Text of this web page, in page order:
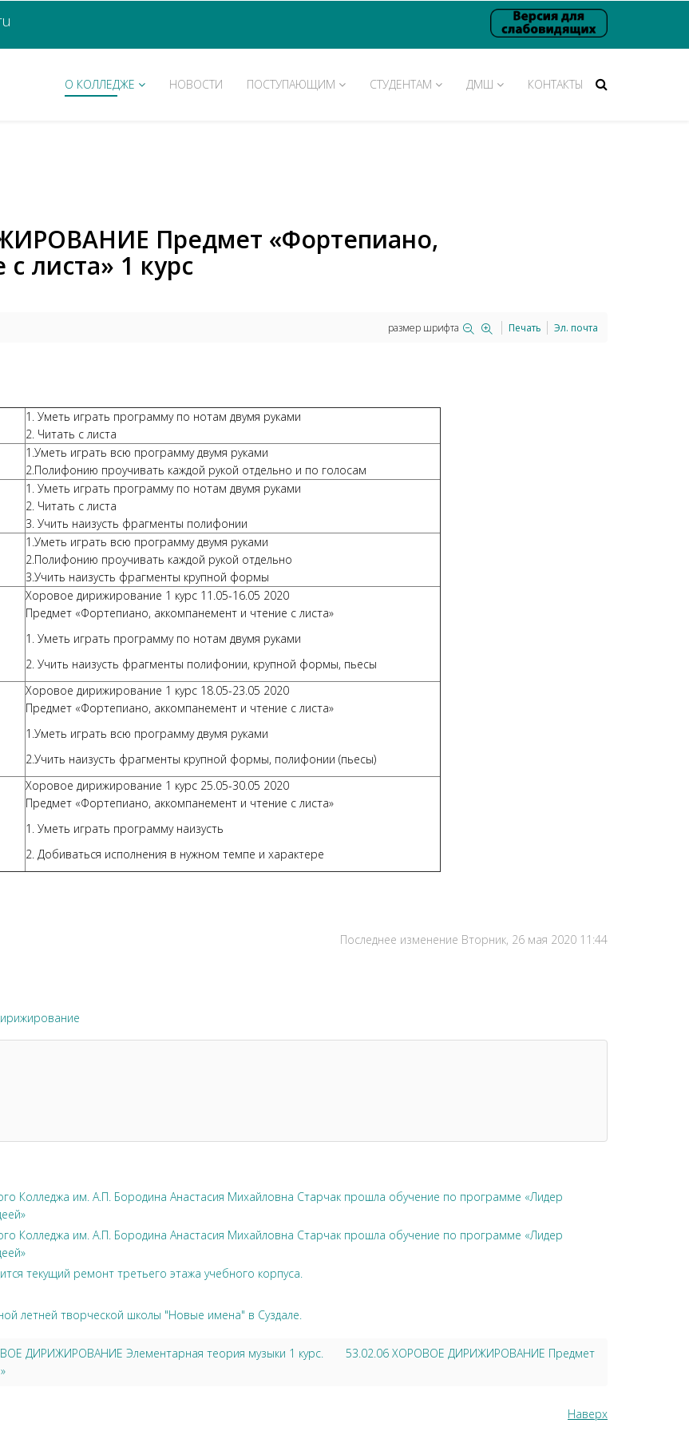
О КОЛЛЕДЖЕ НОВОСТИ ПОСТУПАЮЩИМ СТУДЕНТАМ ДМШ КОНТАКТЫ
Предмет «Фортепиано,
листа» 1 курс
размер шрифта Печать Эл. почта
1. Уметь играть программу по нотам двумя руками
2. Читать с листа
1.Уметь играть всю программу двумя руками
2.Полифонию проучивать каждой рукой отдельно и по голосам
1. Уметь играть программу по нотам двумя руками
2. Читать с листа
3. Учить наизусть фрагменты полифонии
1.Уметь играть всю программу двумя руками
2.Полифонию проучивать каждой рукой отдельно
3.Учить наизусть фрагменты крупной формы
Хоровое дирижирование 1 курс 11.05-16.05 2020
Предмет «Фортепиано, аккомпанемент и чтение с листа»
1. Уметь играть программу по нотам двумя руками
2. Учить наизусть фрагменты полифонии, крупной формы, пьесы
Хоровое дирижирование 1 курс 18.05-23.05 2020
Предмет «Фортепиано, аккомпанемент и чтение с листа»
1.Уметь играть всю программу двумя руками
2.Учить наизусть фрагменты крупной формы, полифонии (пьесы)
Хоровое дирижирование 1 курс 25.05-30.05 2020
Предмет «Фортепиано, аккомпанемент и чтение с листа»
1. Уметь играть программу наизусть
2. Добиваться исполнения в нужном темпе и характере
Последнее изменение Вторник, 26 мая 2020 11:44
Колледжа им. А.П. Бородина Анастасия Михайловна Старчак прошла обучение по программе «Лидер
Колледжа им. А.П. Бородина Анастасия Михайловна Старчак прошла обучение по программе «Лидер
текущий ремонт третьего этажа учебного корпуса.
летней творческой школы "Новые имена" в Суздале.
ДИРИЖИРОВАНИЕ Элементарная теория музыки 1 курс.
53.02.06 ХОРОВОЕ ДИРИЖИРОВАНИЕ Предмет
Наверх